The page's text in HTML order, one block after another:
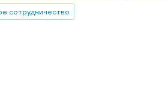
сотрудничество